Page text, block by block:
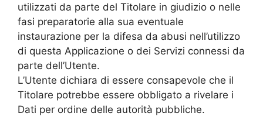
utilizzati da parte del Titolare in giudizio o nelle
fasi preparatorie alla sua eventuale
instaurazione per la difesa da abusi nell’utilizzo
di questa Applicazione o dei Servizi connessi da
parte dell’Utente.
L’Utente dichiara di essere consapevole che il
Titolare potrebbe essere obbligato a rivelare i
Dati per ordine delle autorità pubbliche.